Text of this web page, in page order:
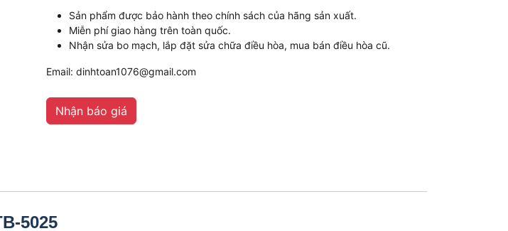
Sản phẩm được bảo hành theo chính sách của hãng sản xuất.
Miễn phí giao hàng trên toàn quốc.
Nhận sửa bo mạch, lắp đặt sửa chữa điều hòa, mua bán điều hòa cũ.
Email: dinhtoan1076@gmail.com
Nhận báo giá
5025